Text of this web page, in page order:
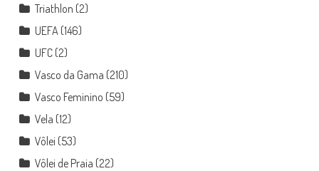
Triathlon (2)
UEFA (146)
UFC(2)
Vasco da Gama (210)
Vasco Feminino (59)
Vela (12)
Vôlei (53)
Vôlei de Praia (22)